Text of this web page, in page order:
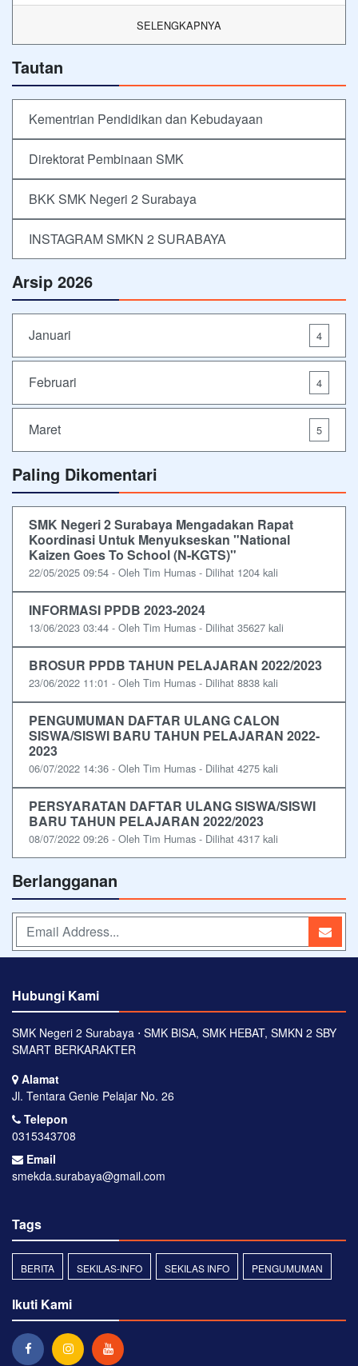
SELENGKAPNYA
Tautan
Kementrian Pendidikan dan Kebudayaan
Direktorat Pembinaan SMK
BKK SMK Negeri 2 Surabaya
INSTAGRAM SMKN 2 SURABAYA
Arsip 2026
Januari 4
Februari 4
Maret 5
Paling Dikomentari
SMK Negeri 2 Surabaya Mengadakan Rapat
Koordinasi Untuk Menyukseskan "National
Kaizen Goes To School (N-KGTS)"
22/05/2025 09:54 - Oleh Tim Humas - Dilihat 1204 kali
INFORMASI PPDB 2023-2024
13/06/2023 03:44 - Oleh Tim Humas - Dilihat 35627 kali
BROSUR PPDB TAHUN PELAJARAN 2022/2023
23/06/2022 11:01 - Oleh Tim Humas - Dilihat 8838 kali
PENGUMUMAN DAFTAR ULANG CALON
SISWA/SISWI BARU TAHUN PELAJARAN 2022-
2023
06/07/2022 14:36 - Oleh Tim Humas - Dilihat 4275 kali
PERSYARATAN DAFTAR ULANG SISWA/SISWI
BARU TAHUN PELAJARAN 2022/2023
08/07/2022 09:26 - Oleh Tim Humas - Dilihat 4317 kali
Berlangganan
Hubungi Kami
SMK Negeri 2 Surabaya ⋅ SMK BISA, SMK HEBAT, SMKN 2 SBY
SMART BERKARAKTER
Alamat
Jl. Tentara Genie Pelajar No. 26
Telepon
0315343708
Email
smekda.surabaya@gmail.com
Tags
BERITA SEKILAS-INFO SEKILAS INFO PENGUMUMAN
Ikuti Kami